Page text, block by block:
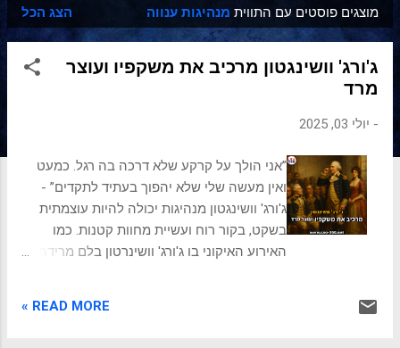
ר
ש
מוצגים פוסטים עם התווית מנהיגות ענווה הצג הכל
ג'ורג' וושינגטון מרכיב את משקפיו ועוצר
מרד
- יולי 03, 2025
”אני הולך על קרקע שלא דרכה בה רגל. כמעט
ואין מעשה שלי שלא יהפוך בעתיד לתקדים” -
ג'ורג' וושינגטון מנהיגות יכולה להיות עוצמתית
בשקט, בקור רוח ועשיית מחוות קטנות. כמו
האירוע האיקוני בו ג'ורג' וושינרטון בלם מרידה
בניובורג (Newburgh), ניו יורק, בסיום מלחמת
READ MORE »